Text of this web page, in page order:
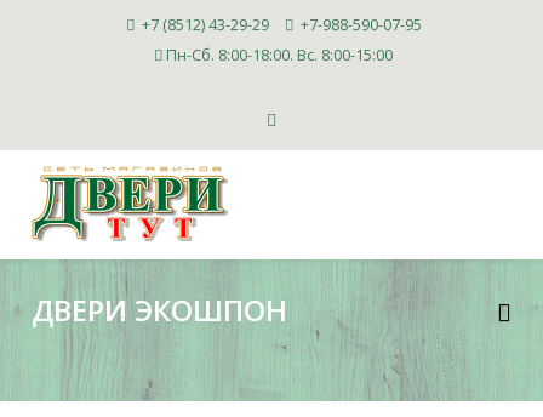
+7 (8512) 43-29-29
+7-988-590-07-95
Пн-Сб. 8:00-18:00. Вс. 8:00-15:00
ДВЕРИ ЭКОШПОН